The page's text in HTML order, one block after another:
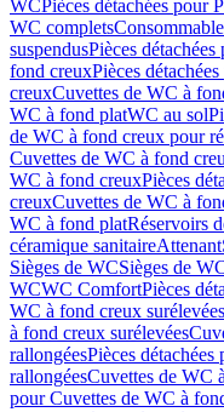
WCPièces détachées pour
WC complets
suspendusPièces
fond creuxPièces
creuxCuvettes de WC à
WC à fond platWC au sol
de WC à fond creux pour
Cuvettes de WC à fond
WC à fond creuxPièces
creuxCuvettes de WC à
WC à fond platRéservoirs
céramique sanitaireAttenant
Sièges de WCSièges de
WCWC ComfortPièces
WC à fond creux surélevées
à fond creux surélevées
rallongéesPièces
rallongéesCuvettes de WC
pour Cuvettes de WC à